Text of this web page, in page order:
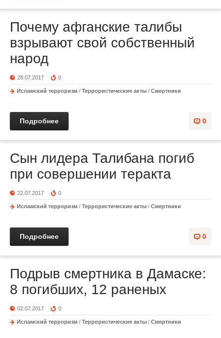
Почему афганские талибы
взрывают свой собственный
народ
28.07.2017 0
Исламский терроризм / Террористические акты / Смертники
0
Подробнее
Сын лидера Талибана погиб
при совершении теракта
22.07.2017 0
Исламский терроризм / Террористические акты / Смертники
0
Подробнее
Подрыв смертника в Дамаске:
8 погибших, 12 раненых
02.07.2017 0
Исламский терроризм / Террористические акты / Смертники